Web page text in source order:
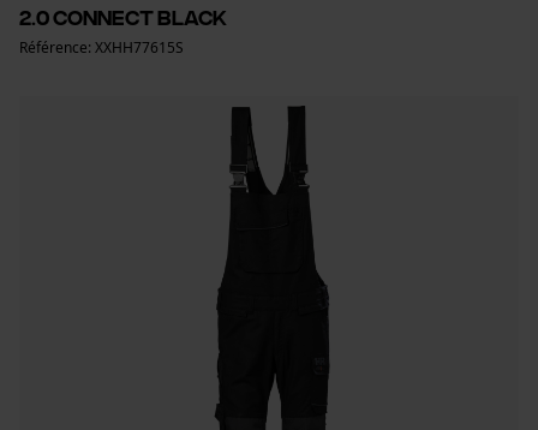
2.0 Connect Black
Référence: XXHH77615S